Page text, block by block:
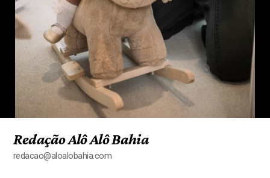
Redação Alô Alô Bahia
redacao@aloalobahia.com